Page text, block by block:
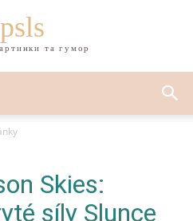
та гумор
Skies:
síly Slunce